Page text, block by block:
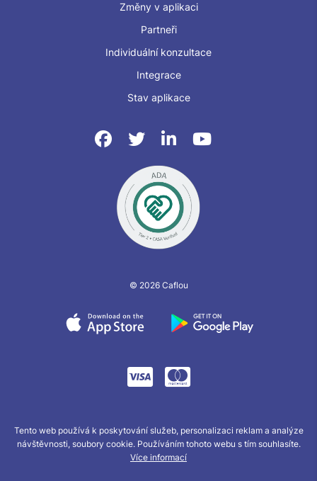
Změny v aplikaci
Partneři
Individuální konzultace
Integrace
Stav aplikace
© 2026 Caflou
Tento web používá k poskytování služeb, personalizaci reklam a analýze
návštěvnosti, soubory cookie. Používáním tohoto webu s tím souhlasíte.
Více informací